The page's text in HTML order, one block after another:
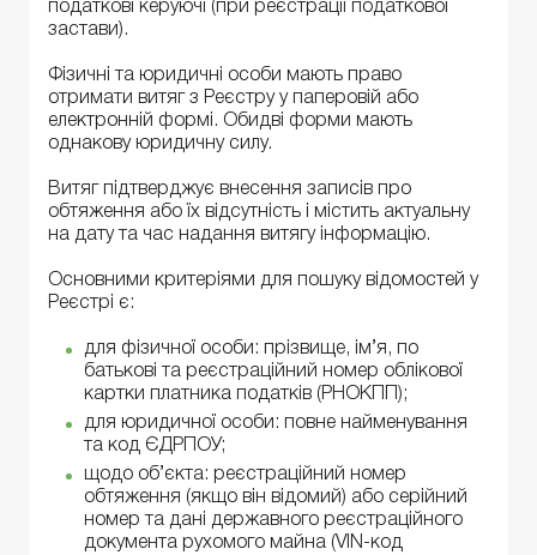
податкові керуючі (при реєстрації податкової
застави).
Фізичні та юридичні особи мають право
отримати витяг з Реєстру у паперовій або
електронній формі. Обидві форми мають
однакову юридичну силу.
Витяг підтверджує внесення записів про
обтяження або їх відсутність і містить актуальну
на дату та час надання витягу інформацію.
Основними критеріями для пошуку відомостей у
Реєстрі є:
для фізичної особи: прізвище, ім’я, по
батькові та реєстраційний номер облікової
картки платника податків (РНОКПП);
для юридичної особи: повне найменування
та код ЄДРПОУ;
щодо об’єкта: реєстраційний номер
обтяження (якщо він відомий) або серійний
номер та дані державного реєстраційного
документа рухомого майна (VIN-код